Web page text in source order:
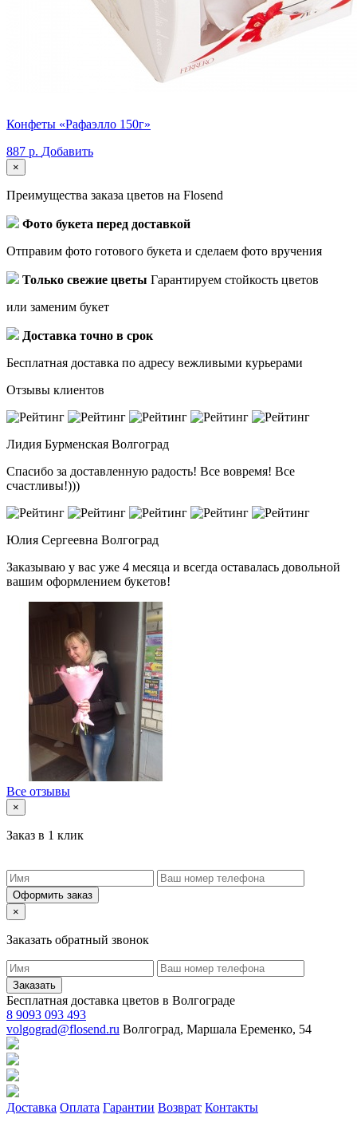
Конфеты «Рафаэлло 150г»
887 р. Добавить
×
Преимущества заказа цветов на Flosend
Фото букета перед доставкой
Отправим фото готового букета и сделаем фото вручения
Только свежие цветы Гарантируем стойкость цветов
или заменим букет
Доставка точно в срок
Бесплатная доставка по адресу вежливыми курьерами
Отзывы клиентов
Лидия Бурменская Волгоград
Спасибо за доставленную радость! Все вовремя! Все
счастливы!)))
Юлия Сергеевна Волгоград
Заказываю у вас уже 4 месяца и всегда оставалась довольной
вашим оформлением букетов!
Все отзывы
×
Заказ в 1 клик
Оформить заказ
×
Заказать обратный звонок
Заказать
Бесплатная доставка цветов в Волгограде
8 9093 093 493
volgograd@flosend.ru Волгоград, Маршала Еременко, 54
Доставка Оплата Гарантии Возврат Контакты